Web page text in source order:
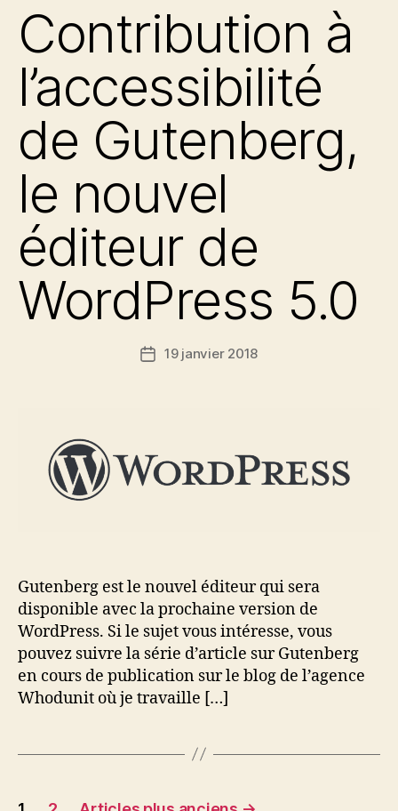
Contribution à
l’accessibilité
de Gutenberg,
le nouvel
éditeur de
WordPress 5.0
Date19 janvier 2018
Gutenberg est le nouvel éditeur qui sera
disponible avec la prochaine version de
WordPress. Si le sujet vous intéresse, vous
pouvez suivre la série d’article sur Gutenberg
en cours de publication sur le blog de l’agence
Whodunit où je travaille […]
Pagination